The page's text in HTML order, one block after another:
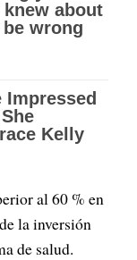
al 60 % en
la inversión
de salud.